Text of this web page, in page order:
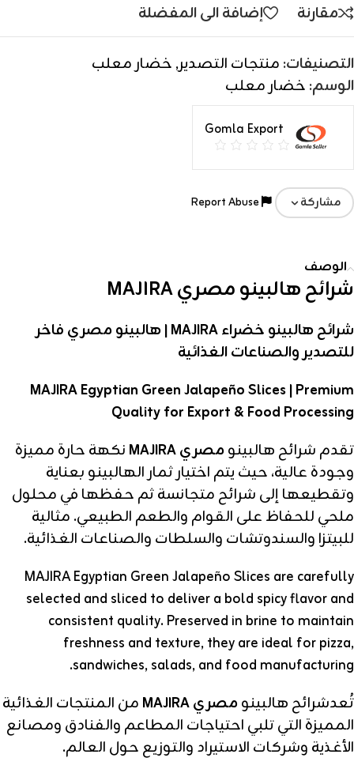
مقارنة إضافة الى المفضلة
التصنيفات: منتجات التصدير, خضار معلب
الوسم: خضار معلب
Gomla Export
مشاركة
الوصف
شرائح هالبينومصري MAJIRA
شرائح هالبينو خضراء MAJIRA | هالبينو مصري فاخر
للتصدير والصناعات الغذائية
MAJIRA Egyptian Green Jalapeño Slices | Premium
Quality for Export & Food Processing
تقدم شرائح هالبينو مصري MAJIRA
نكهة حارة مميزة
وجودة عالية، حيث يتم اختيار ثمار الهالبينو بعناية
وتقطيعها إلى شرائح متجانسة ثم حفظها في محلول
ملحي للحفاظ على القوام والطعم الطبيعي. مثالية
للبيتزا والسندوتشات والسلطات والصناعات الغذائية.
MAJIRA Egyptian Green Jalapeño Slices are carefully
selected and sliced to deliver a bold spicy flavor and
consistent quality. Preserved in brine to maintain
freshness and texture, they are ideal for pizza,
sandwiches, salads, and food manufacturing.
تُعدشرائح هالبينو مصري MAJIRA
من المنتجات الغذائية
المميزة التي تلبي احتياجات المطاعم والفنادق ومصانع
الأغذية وشركات الاستيراد والتوزيع حول العالم.